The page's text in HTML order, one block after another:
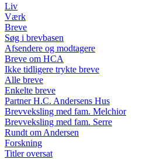
Liv
Værk
Breve
Søg i brevbasen
Afsendere og modtagere
Breve om HCA
Ikke tidligere trykte breve
Alle breve
Enkelte breve
Partner H.C. Andersens Hus
Brevveksling med fam. Melchior
Brevveksling med fam. Serre
Rundt om Andersen
Forskning
Titler oversat